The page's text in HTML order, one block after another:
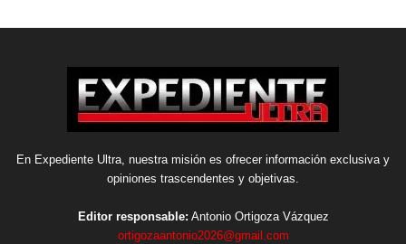
En Expediente Ultra, nuestra misión es ofrecer información exclusiva y
opiniones trascendentes y objetivas.
Editor responsable: Antonio Ortigoza Vázquez
ortigozaantonio2026@gmail.com